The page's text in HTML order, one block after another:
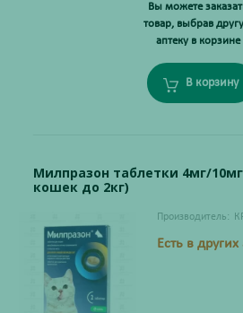
Вы можете
товар, выбрав
аптеку в корзине
В корзину
Милпразон таблетки 4мг/
кошек до 2кг)
Производитель:
Есть в других